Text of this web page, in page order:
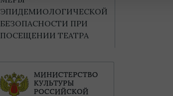
ЭПИДЕМИОЛОГИЧЕСКОЙ
БЕЗОПАСНОСТИ ПРИ
ПОСЕЩЕНИИ ТЕАТРА